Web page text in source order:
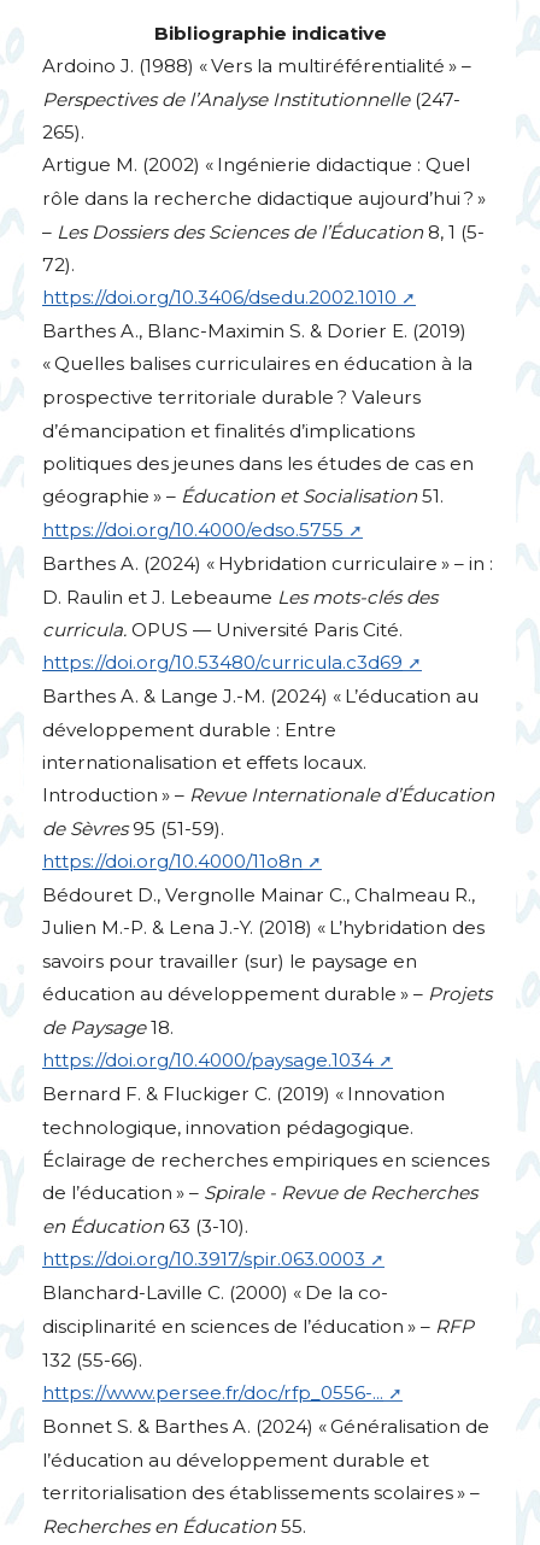
Bibliographie indicative
Ardoino J. (1988) «Vers la multiréférentialité » –
Perspectives de l’Analyse Institutionnelle(247-
265).
Artigue M. (2002) « Ingénierie didactique : Quel
rôle dans la recherche didactique aujourd’hui ? »
– Les Dossiers des Sciences de l’Éducation8, 1 (5-
72).
https://doi.org/10.3406/dsedu.2002.1010
Barthes A., Blanc-Maximin S. & Dorier E. (2019)
«Quelles balises curriculaires en éducation à la
prospective territoriale durable ? Valeurs
d’émancipation et finalités d’implications
politiques des jeunes dans les études de cas en
géographie » – Éducation et Socialisation51.
https://doi.org/10.4000/edso.5755
Barthes A. (2024) « Hybridation curriculaire » – in :
D. Raulin et J. Lebeaume Les mots-clés des
curricula. OPUS — Université Paris Cité.
https://doi.org/10.53480/curricula.c3d69
Barthes A. & Lange J.-M. (2024) « L’éducation au
développement durable : Entre
internationalisation et effets locaux.
Introduction » – Revue Internationale d’Éducation
de Sèvres95 (51-59).
https://doi.org/10.4000/11o8n
Bédouret D., Vergnolle Mainar C., Chalmeau R.,
Julien M.-P. & Lena J.-Y. (2018) « L’hybridation des
savoirs pour travailler (sur) le paysage en
éducation au développement durable » – Projets
de Paysage18.
https://doi.org/10.4000/paysage.1034
Bernard F. & Fluckiger C. (2019) « Innovation
technologique, innovation pédagogique.
Éclairage de recherches empiriques en sciences
de l’éducation » – Spirale - Revue de Recherches
en Éducation63 (3-10).
https://doi.org/10.3917/spir.063.0003
Blanchard-Laville C. (2000) « De la co-
disciplinarité en sciences de l’éducation » – RFP
132 (55-66).
https://www.persee.fr/doc/rfp_0556-...
Bonnet S. & Barthes A. (2024) «Généralisation de
l’éducation au développement durable et
territorialisation des établissements scolaires» –
Recherches en Éducation55.